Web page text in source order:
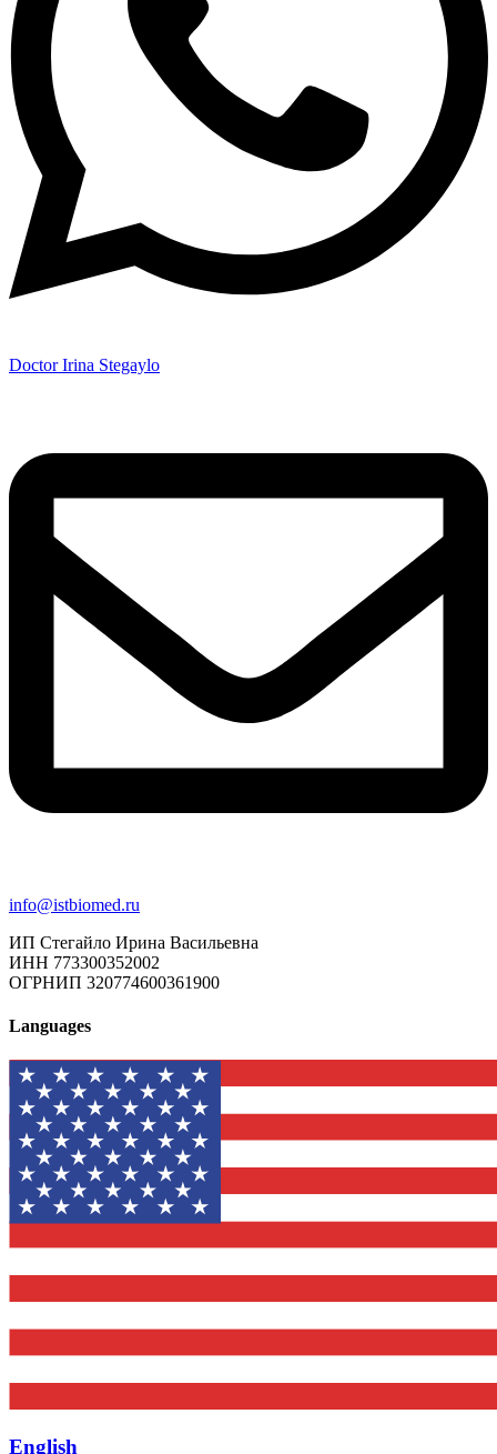
Doctor Irina Stegaylo
info@istbiomed.ru
ИП Стегайло Ирина Васильевна
ИНН 773300352002
ОГРНИП 320774600361900
Languages
English